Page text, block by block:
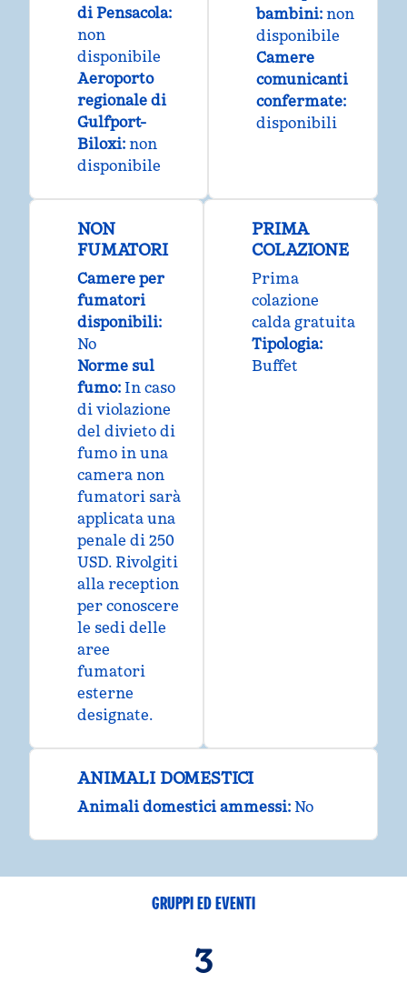
di Pensacola:
non
disponibile
Aeroporto
regionale di
Gulfport-
Biloxi: non
disponibile
bambini: non
disponibile
Camere
comunicanti
confermate:
disponibili
NON
FUMATORI
Camere per
fumatori
disponibili:
No
Norme sul
fumo: In caso
di violazione
del divieto di
fumo in una
camera non
fumatori sarà
applicata una
penale di 250
USD. Rivolgiti
alla reception
per conoscere
le sedi delle
aree
fumatori
esterne
designate.
PRIMA
COLAZIONE
Prima
colazione
calda gratuita
Tipologia:
Buffet
ANIMALI DOMESTICI
Animali domestici ammessi: No
GRUPPI ED EVENTI
3